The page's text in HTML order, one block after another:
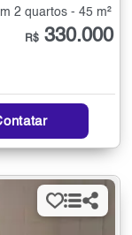
2 quartos - 45 m²
R$ 330.000